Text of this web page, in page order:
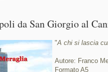
da San Giorgio al
"A chi si lascia
Autore: Franco
Formato A5